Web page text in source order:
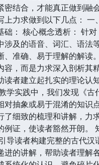
密结合，才能真正做到融
上力求做到以下几点： 一
础： 核心概念透析： 针对
涉及的语音、词汇、语法
、准确、易于理解的解读
容，而是力求深入剖析其
读者建立起扎实的理论认
学实践中，我们发现《古
对抽象或易于混淆的知识
了细致的梳理和讲解，力
例证，使读者豁然开朗。
导读者构建完整的古代汉
进的讲解，帮助读者理解